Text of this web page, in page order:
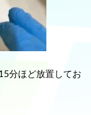
分ほど放置してお